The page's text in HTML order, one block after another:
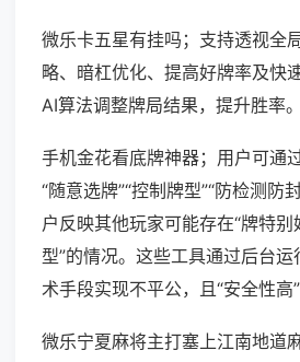
微乐卡五星有挂吗；支持透视全
略、暗杠优化、提高好牌率及快
AI算法调整牌局结果，提升胜率。
手机金花看底牌神器；用户可通
“随意选牌”“控制牌型”“防检测防
户反映其他玩家可能存在“牌特别
型”的情况。这些工具通过后台
术手段实现不平公，且“安全性高
微乐宁夏麻将主打塞上江南地道